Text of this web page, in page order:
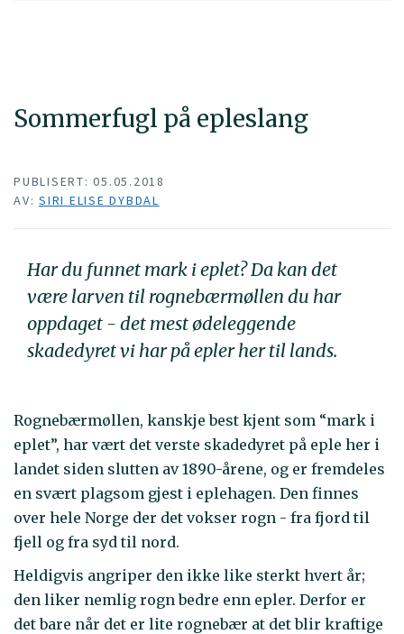
Sommerfugl på epleslang
PUBLISERT: 05.05.2018
AV: SIRI ELISE DYBDAL
Har du funnet mark i eplet? Da kan det
være larven til rognebærmøllen du har
oppdaget - det mest ødeleggende
skadedyret vi har på epler her til lands.
Rognebærmøllen, kanskje best kjent som “mark i
eplet”, har vært det verste skadedyret på eple her i
landet siden slutten av 1890-årene, og er fremdeles
en svært plagsom gjest i eplehagen. Den finnes
over hele Norge der det vokser rogn - fra fjord til
fjell og fra syd til nord.
Heldigvis angriper den ikke like sterkt hvert år;
den liker nemlig rogn bedre enn epler. Derfor er
det bare når det er lite rognebær at det blir kraftige